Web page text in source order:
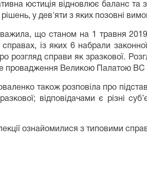
юстиція відновлює баланс
рішень, у дев'яти з яких позовні
що станом на 1 травня
справах, із яких 6 набрали
розгляд справи як зразкової.
провадження Великою Палатою ВС
також розповіла про
відповідачами є різні
ознайомилися з типовими